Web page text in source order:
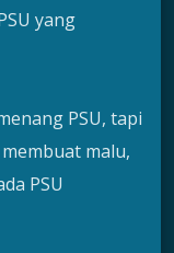
yang
PSU, tapi
malu,
PSU